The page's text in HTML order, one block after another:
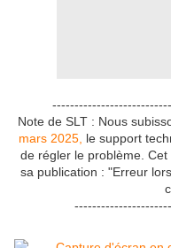
Note de SLT : Nous
mars 2025, le support
de régler le problème.
sa publication : "Erreur